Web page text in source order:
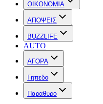
OIKONOMIA
ΑΠΟΨΕΙΣ
BUZZLIFE
AUTO
ΑΓΟΡΑ
Γηπεδο
Παραθυρο